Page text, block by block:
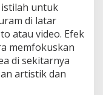
untuk
di latar
atau video. Efek
memfokuskan
di sekitarnya
artistik dan